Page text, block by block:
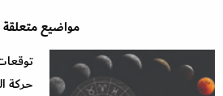
مواضيع متعلقة
حركة